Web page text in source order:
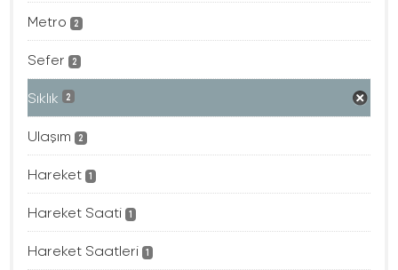
Metro 2
Sefer 2
Sıklık 2
Ulaşım 2
Hareket 1
Hareket Saati 1
Hareket Saatleri 1